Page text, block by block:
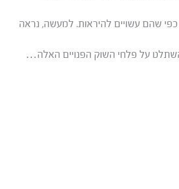
כפי שהם עשויים להיראות. למעשה, נראה
על פלחי השוק הפנויים האלה…